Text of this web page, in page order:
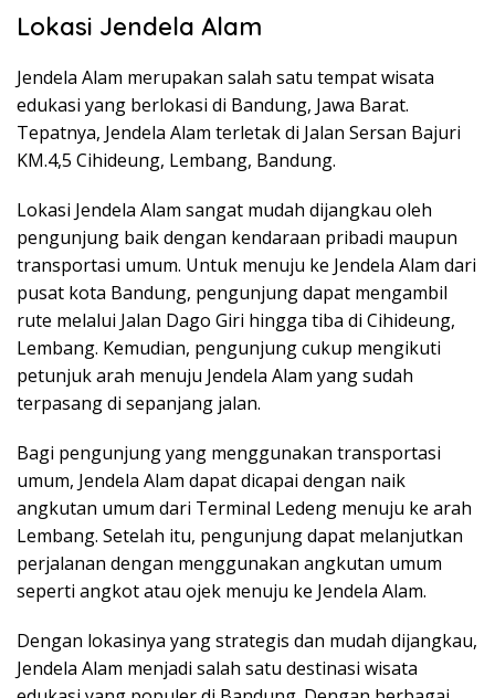
Lokasi Jendela Alam
Jendela Alam merupakan salah satu tempat wisata
edukasi yang berlokasi di Bandung, Jawa Barat.
Tepatnya, Jendela Alam terletak di Jalan Sersan Bajuri
KM.4,5 Cihideung, Lembang, Bandung.
Lokasi Jendela Alam sangat mudah dijangkau oleh
pengunjung baik dengan kendaraan pribadi maupun
transportasi umum. Untuk menuju ke Jendela Alam dari
pusat kota Bandung, pengunjung dapat mengambil
rute melalui Jalan Dago Giri hingga tiba di Cihideung,
Lembang. Kemudian, pengunjung cukup mengikuti
petunjuk arah menuju Jendela Alam yang sudah
terpasang di sepanjang jalan.
Bagi pengunjung yang menggunakan transportasi
umum, Jendela Alam dapat dicapai dengan naik
angkutan umum dari Terminal Ledeng menuju ke arah
Lembang. Setelah itu, pengunjung dapat melanjutkan
perjalanan dengan menggunakan angkutan umum
seperti angkot atau ojek menuju ke Jendela Alam.
Dengan lokasinya yang strategis dan mudah dijangkau,
Jendela Alam menjadi salah satu destinasi wisata